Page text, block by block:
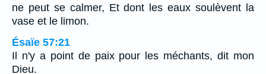
ne peut se calmer, Et dont les eaux soulèvent la
vase et le limon.
Ésaïe 57:21
Il n'y a point de paix pour les méchants, dit mon
Dieu.